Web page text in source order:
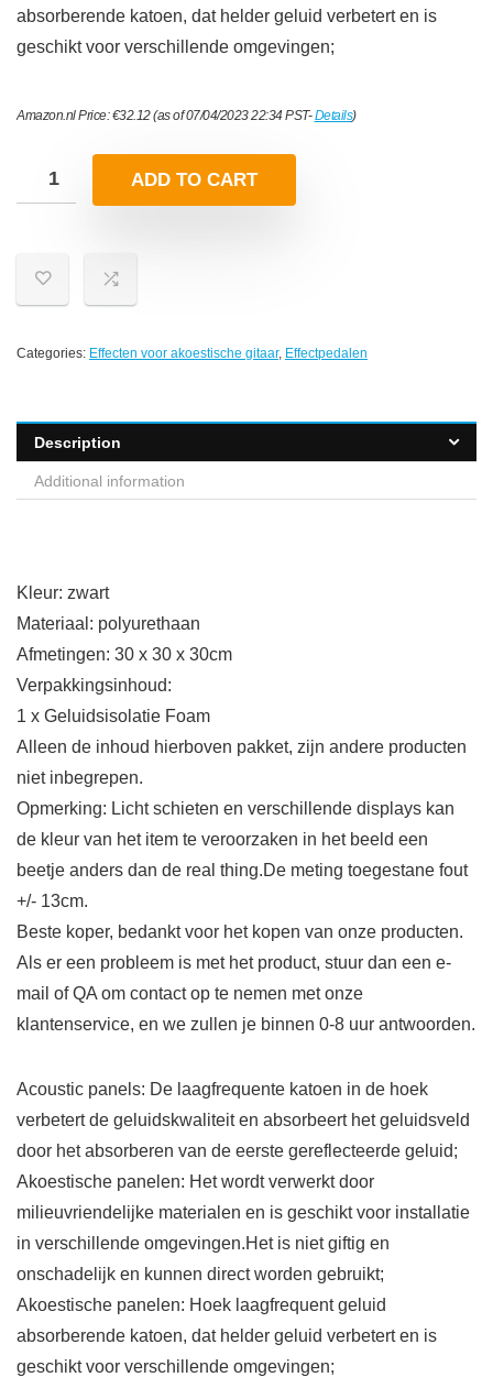
absorberende katoen, dat helder geluid verbetert en is
geschikt voor verschillende omgevingen;
Amazon.nl Price:€32.12(as of 07/04/2023 22:34 PST-Details)
ADD TO CART
Categories: Effecten voor akoestische gitaar, Effectpedalen
Description
Additional information
Kleur: zwart
Materiaal: polyurethaan
Afmetingen: 30 x 30 x 30cm
Verpakkingsinhoud:
1 x Geluidsisolatie Foam
Alleen de inhoud hierboven pakket, zijn andere producten
niet inbegrepen.
Opmerking: Licht schieten en verschillende displays kan
de kleur van het item te veroorzaken in het beeld een
beetje anders dan de real thing.De meting toegestane fout
+/- 13cm.
Beste koper, bedankt voor het kopen van onze producten.
Als er een probleem is met het product, stuur dan een e-
mail of QA om contact op te nemen met onze
klantenservice, en we zullen je binnen 0-8 uur antwoorden.
Acoustic panels: De laagfrequente katoen in de hoek
verbetert de geluidskwaliteit en absorbeert het geluidsveld
door het absorberen van de eerste gereflecteerde geluid;
Akoestische panelen: Het wordt verwerkt door
milieuvriendelijke materialen en is geschikt voor installatie
in verschillende omgevingen.Het is niet giftig en
onschadelijk en kunnen direct worden gebruikt;
Akoestische panelen: Hoek laagfrequent geluid
absorberende katoen, dat helder geluid verbetert en is
geschikt voor verschillende omgevingen;